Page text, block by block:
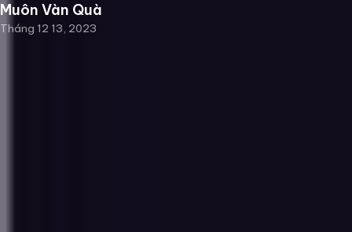
Muôn Vàn Quà
Tháng 12 13, 2023